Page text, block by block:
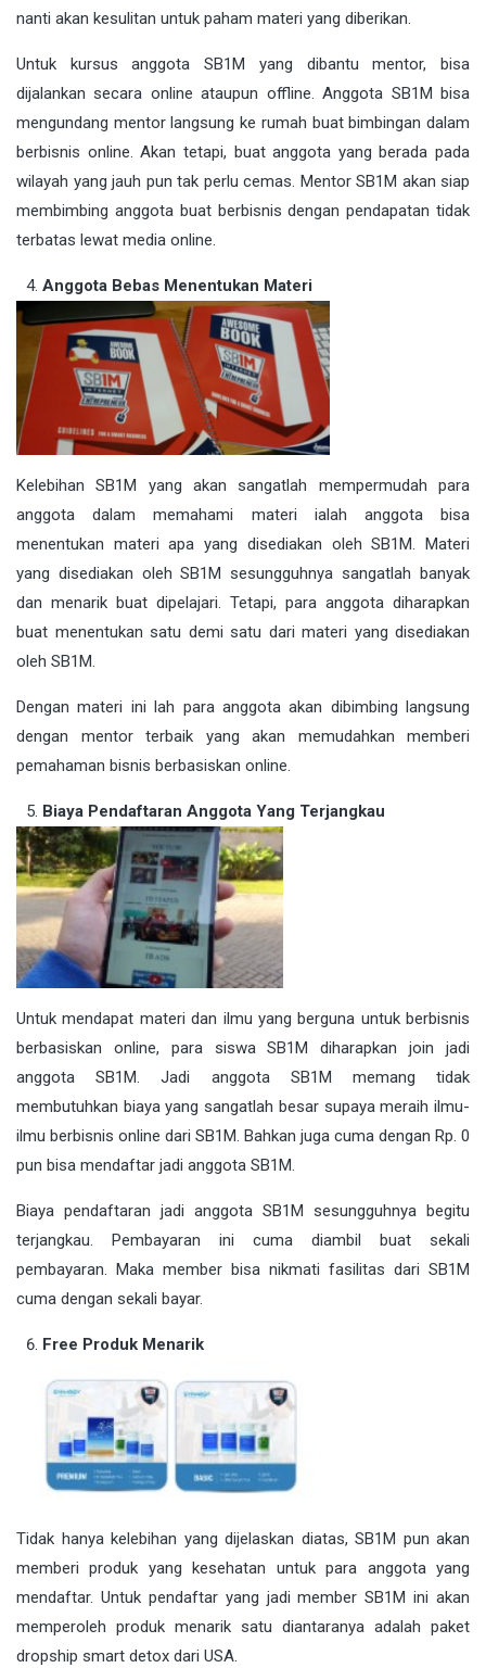
nanti akan kesulitan untuk paham materi yang diberikan.
Untuk kursus anggota SB1M yang dibantu mentor, bisa
dijalankan secara online ataupun offline. Anggota SB1M bisa
mengundang mentor langsung ke rumah buat bimbingan dalam
berbisnis online. Akan tetapi, buat anggota yang berada pada
wilayah yang jauh pun tak perlu cemas. Mentor SB1M akan siap
membimbing anggota buat berbisnis dengan pendapatan tidak
terbatas lewat media online.
Anggota Bebas Menentukan Materi
Kelebihan SB1M yang akan sangatlah mempermudah para
anggota dalam memahami materi ialah anggota bisa
menentukan materi apa yang disediakan oleh SB1M. Materi
yang disediakan oleh SB1M sesungguhnya sangatlah banyak
dan menarik buat dipelajari. Tetapi, para anggota diharapkan
buat menentukan satu demi satu dari materi yang disediakan
oleh SB1M.
Dengan materi ini lah para anggota akan dibimbing langsung
dengan mentor terbaik yang akan memudahkan memberi
pemahaman bisnis berbasiskan online.
Biaya Pendaftaran Anggota Yang Terjangkau
Untuk mendapat materi dan ilmu yang berguna untuk berbisnis
berbasiskan online, para siswa SB1M diharapkan join jadi
anggota SB1M. Jadi anggota SB1M memang tidak
membutuhkan biaya yang sangatlah besar supaya meraih ilmu-
ilmu berbisnis online dari SB1M. Bahkan juga cuma dengan Rp. 0
pun bisa mendaftar jadi anggota SB1M.
Biaya pendaftaran jadi anggota SB1M sesungguhnya begitu
terjangkau. Pembayaran ini cuma diambil buat sekali
pembayaran. Maka member bisa nikmati fasilitas dari SB1M
cuma dengan sekali bayar.
Free Produk Menarik
Tidak hanya kelebihan yang dijelaskan diatas, SB1M pun akan
memberi produk yang kesehatan untuk para anggota yang
mendaftar. Untuk pendaftar yang jadi member SB1M ini akan
memperoleh produk menarik satu diantaranya adalah paket
dropship smart detox dari USA.